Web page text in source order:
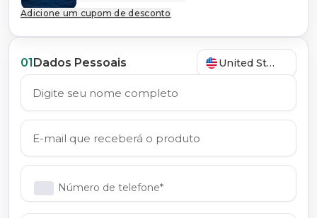
01Dados Pessoais United States
Número de telefone*
Adicione um cupom de desconto